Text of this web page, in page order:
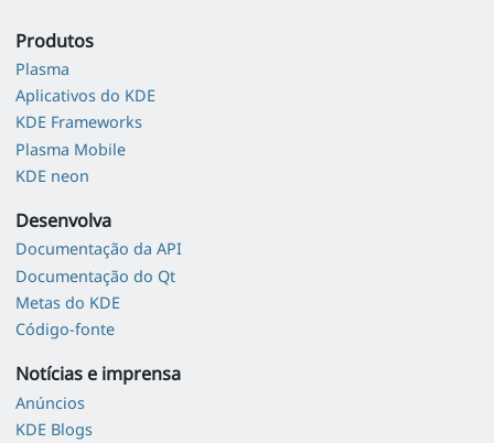
Produtos
Plasma
Aplicativos do KDE
KDE Frameworks
Plasma Mobile
KDE neon
Desenvolva
Documentação da API
Documentação do Qt
Metas do KDE
Código-fonte
Notícias e imprensa
Anúncios
KDE Blogs